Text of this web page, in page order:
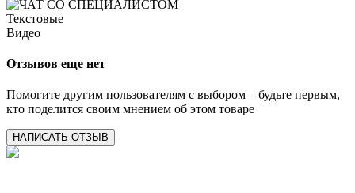
Текстовые
Видео
Отзывов еще нет
Помогите другим пользователям с выбором – будьте первым,
кто поделится своим мнением об этом товаре
НАПИСАТЬ ОТЗЫВ